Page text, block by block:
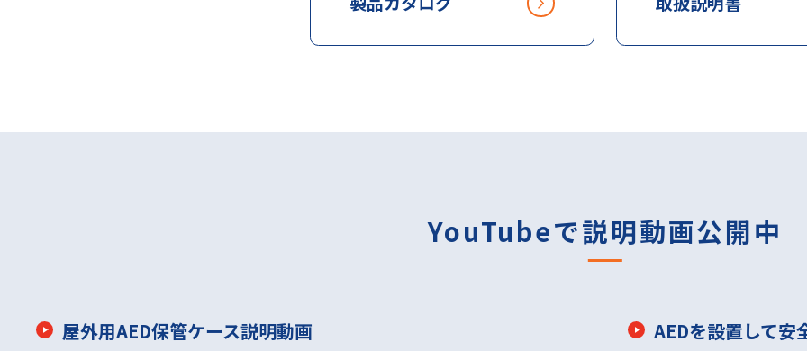
YouTubeで説明動画公開中
屋外用AED保管ケース説明動画 AEDを設置して安